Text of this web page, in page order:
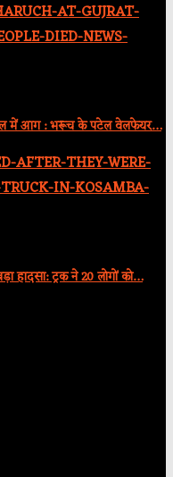
में आग : भरूच के पटेल वेलफेयर…
हादसा: ट्रक ने 20 लोगों को…